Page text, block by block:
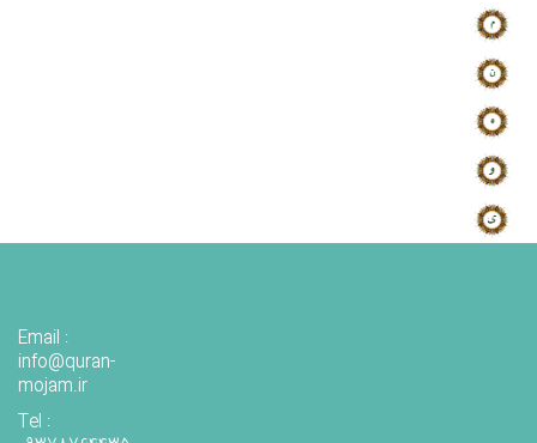
Email :
info@quran-
mojam.ir
Tel :